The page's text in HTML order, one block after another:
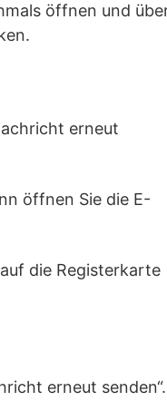
öffnen und
erneut
öffnen Sie die E-
die Registerkarte
erneut senden“.